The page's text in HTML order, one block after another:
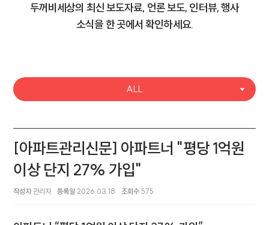
두꺼비세상의 최신 보도자료, 언론 보도, 인터뷰, 행사
소식을 한 곳에서 확인하세요.
ALL
[아파트관리신문] 아파트너 "평당 1억원
이상 단지 27% 가입"
작성자 관리자 등록일 2026.03.18 조회수 575